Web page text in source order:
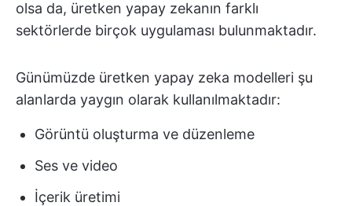
olsa da, üretken yapay zekanın farklı
sektörlerde birçok uygulaması bulunmaktadır.
Günümüzde üretken yapay zeka modelleri şu
alanlarda yaygın olarak kullanılmaktadır:
Görüntü oluşturma ve düzenleme
Ses ve video
İçerik üretimi